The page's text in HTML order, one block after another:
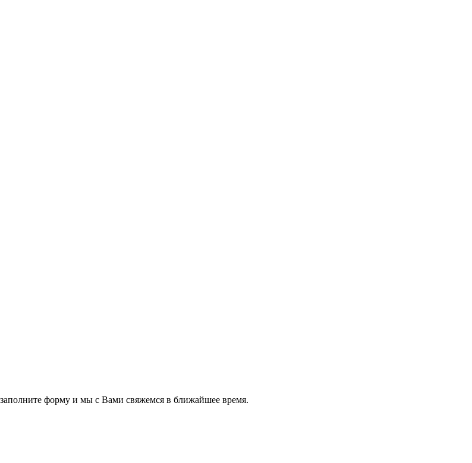
форму и мы с Вами свяжемся в ближайшее время.